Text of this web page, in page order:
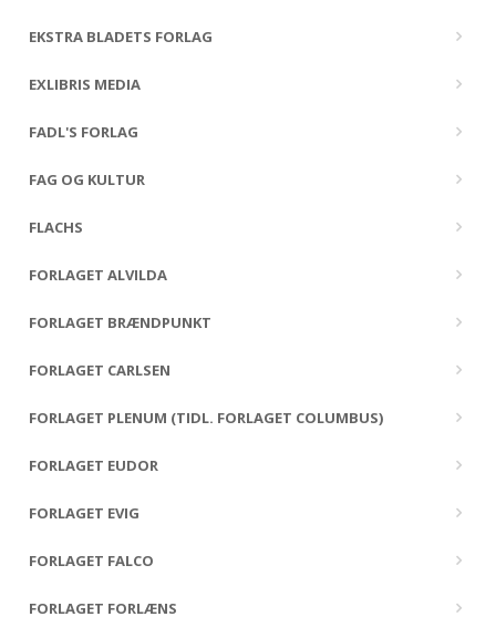
EKSTRA BLADETS FORLAG
EXLIBRIS MEDIA
FADL'S FORLAG
FAG OG KULTUR
FLACHS
FORLAGET ALVILDA
FORLAGET BRÆNDPUNKT
FORLAGET CARLSEN
FORLAGET PLENUM (TIDL. FORLAGET COLUMBUS)
FORLAGET EUDOR
FORLAGET EVIG
FORLAGET FALCO
FORLAGET FORLÆNS